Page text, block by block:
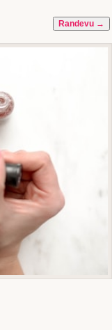
Randevu →